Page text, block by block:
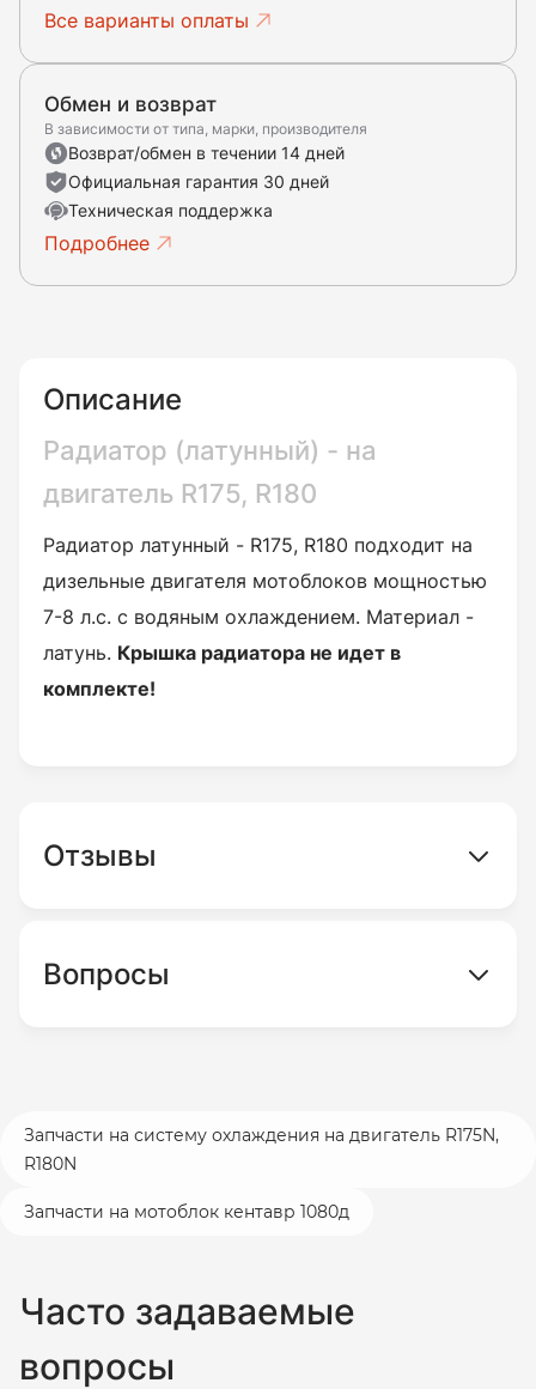
Все варианты оплаты
Обмен и возврат
В зависимости от типа, марки, производителя
Возврат/обмен в течении 14 дней
Официальная гарантия 30 дней
Техническая поддержка
Подробнее
Описание
Радиатор (латунный) - на
двигатель R175, R180
Радиатор латунный - R175, R180 подходит на
дизельные двигателя мотоблоков мощностью
7-8 л.с. с водяным охлаждением. Материал -
латунь. Крышка радиатора не идет в
комплекте!
Отзывы
Вопросы
Запчасти на систему охлаждения на двигатель R175N,
R180N
Запчасти на мотоблок кентавр 1080д
Часто задаваемые
вопросы